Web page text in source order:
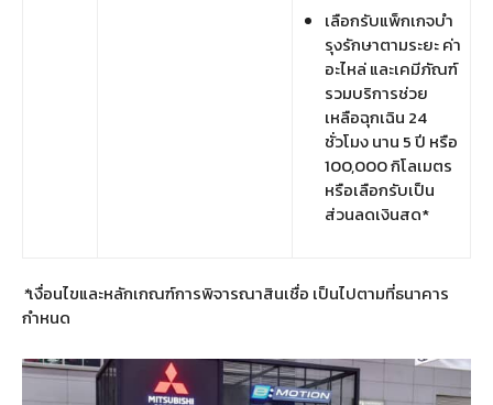
เลือกรับแพ็กเกจบำ
รุงรักษาตามระยะ ค่า
อะไหล่ และเคมีภัณฑ์
รวมบริการช่วย
เหลือฉุกเฉิน 24
ชั่วโมง นาน 5 ปี หรือ
100,000 กิโลเมตร
หรือเลือกรับเป็น
ส่วนลดเงินสด*
*เงื่อนไขและหลักเกณฑ์การพิจารณาสินเชื่อ เป็นไปตามที่ธนาคาร
กำหนด